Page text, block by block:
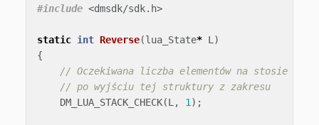
#include <dmsdk/sdk.h>
static int Reverse(lua_State* L )
{
// Oczekiwana liczba elementów na stosie Lua
// po wyjściu tej struktury z zakresu
DM_LUA_STACK_CHECK(L , 1 );